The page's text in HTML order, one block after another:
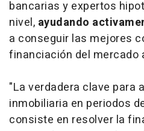
bancarias y expertos
nivel, ayudando
a conseguir las mejores
financiación del mercado
"La verdadera clave para
inmobiliaria en periodos
consiste en resolver la